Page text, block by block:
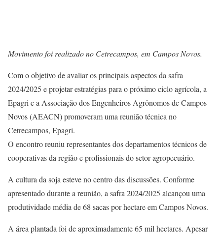
Movimento foi realizado no Cetrecampos, em Campos Novos.
Com o objetivo de avaliar os principais aspectos da safra
2024/2025 e projetar estratégias para o próximo ciclo agrícola, a
Epagri e a Associação dos Engenheiros Agrônomos de Campos
Novos (AEACN) promoveram uma reunião técnica no
Cetrecampos, Epagri.
O encontro reuniu representantes dos departamentos técnicos de
cooperativas da região e profissionais do setor agropecuário.
A cultura da soja esteve no centro das discussões. Conforme
apresentado durante a reunião, a safra 2024/2025 alcançou uma
produtividade média de 68 sacas por hectare em Campos Novos.
A área plantada foi de aproximadamente 65 mil hectares. Apesar